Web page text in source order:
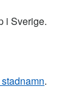
i Sverige.
.